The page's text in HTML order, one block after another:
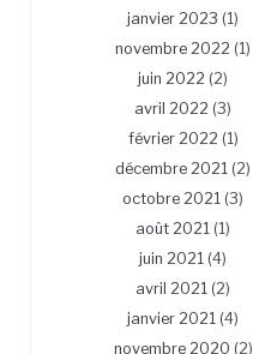
janvier 2023 (1)
novembre 2022 (1)
juin 2022 (2)
avril 2022 (3)
février 2022 (1)
décembre 2021 (2)
octobre 2021 (3)
août 2021 (1)
juin 2021 (4)
avril 2021 (2)
janvier 2021 (4)
novembre 2020 (2)